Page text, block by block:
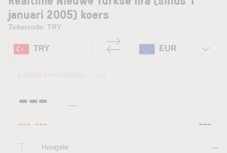
januari 2005) koers
Tickercode: TRY
TRY EUR
--- ---
--- --- ---
Hoogste
---